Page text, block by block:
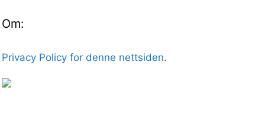
Om:
Privacy Policy for denne nettsiden.